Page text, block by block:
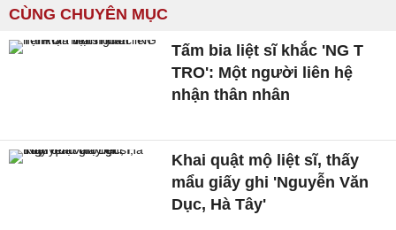
CÙNG CHUYÊN MỤC
Tấm bia liệt sĩ khắc 'NG T
TRO': Một người liên hệ
nhận thân nhân
Khai quật mộ liệt sĩ, thấy
mẩu giấy ghi 'Nguyễn Văn
Dục, Hà Tây'